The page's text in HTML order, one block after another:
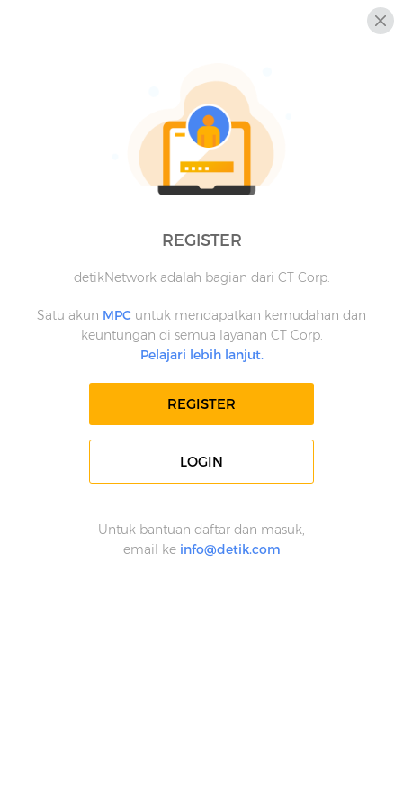
REGISTER
detikNetwork adalah bagian dari CT Corp.
Satu akun MPC untuk mendapatkan kemudahan dan
keuntungan di semua layanan CT Corp.
Pelajari lebih lanjut.
REGISTER
LOGIN
Untuk bantuan daftar dan masuk,
email ke info@detik.com